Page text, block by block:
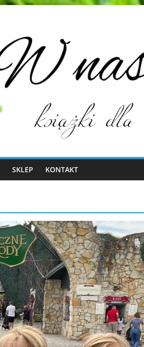
SKLEP KONTAKT